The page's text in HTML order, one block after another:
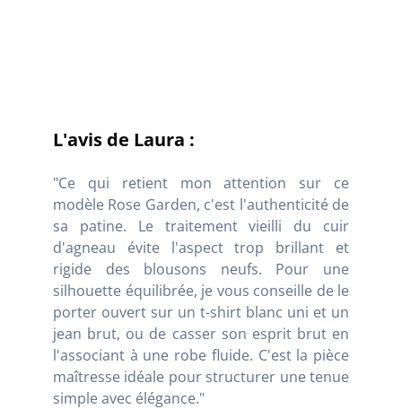
L'avis de Laura :
"Ce qui retient mon attention sur ce
modèle Rose Garden, c'est l'authenticité de
sa patine. Le traitement vieilli du cuir
d'agneau évite l'aspect trop brillant et
rigide des blousons neufs. Pour une
silhouette équilibrée, je vous conseille de le
porter ouvert sur un t-shirt blanc uni et un
jean brut, ou de casser son esprit brut en
l'associant à une robe fluide. C'est la pièce
maîtresse idéale pour structurer une tenue
simple avec élégance."